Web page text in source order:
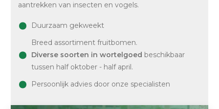
aantrekken van insecten en vogels.
Duurzaam gekweekt
Breed assortiment fruitbomen.
Diverse soorten in wortelgoed beschikbaar
tussen half oktober - half april.
Persoonlijk advies door onze specialisten